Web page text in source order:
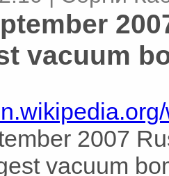
vacuum
2007
vacuum